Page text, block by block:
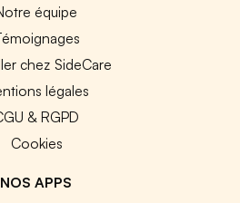
équipe
chez SideCare
légales
& RGPD
Cookies
NOS APPS